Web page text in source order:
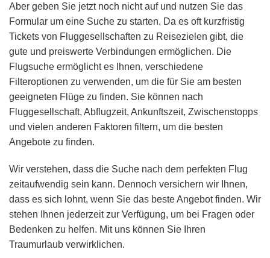
Aber geben Sie jetzt noch nicht auf und nutzen Sie das
Formular um eine Suche zu starten. Da es oft kurzfristig
Tickets von Fluggesellschaften zu Reisezielen gibt, die
gute und preiswerte Verbindungen ermöglichen. Die
Flugsuche ermöglicht es Ihnen, verschiedene
Filteroptionen zu verwenden, um die für Sie am besten
geeigneten Flüge zu finden. Sie können nach
Fluggesellschaft, Abflugzeit, Ankunftszeit, Zwischenstopps
und vielen anderen Faktoren filtern, um die besten
Angebote zu finden.
Wir verstehen, dass die Suche nach dem perfekten Flug
zeitaufwendig sein kann. Dennoch versichern wir Ihnen,
dass es sich lohnt, wenn Sie das beste Angebot finden. Wir
stehen Ihnen jederzeit zur Verfügung, um bei Fragen oder
Bedenken zu helfen. Mit uns können Sie Ihren
Traumurlaub verwirklichen.